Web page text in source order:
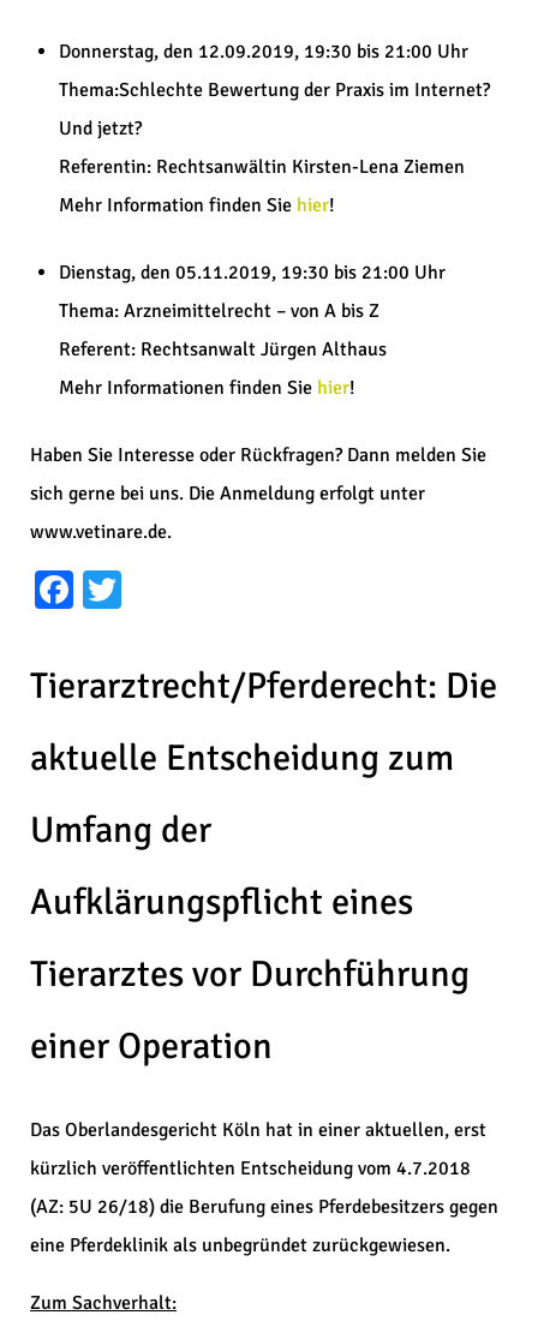
Donnerstag, den 12.09.2019, 19:30 bis 21:00 Uhr
Thema:Schlechte Bewertung der Praxis im Internet?
Und jetzt?
Referentin: Rechtsanwältin Kirsten-Lena Ziemen
Mehr Information finden Sie hier!
Dienstag, den 05.11.2019, 19:30 bis 21:00 Uhr
Thema: Arzneimittelrecht – von A bis Z
Referent: Rechtsanwalt Jürgen Althaus
Mehr Informationen finden Sie hier!
Haben Sie Interesse oder Rückfragen? Dann melden Sie
sich gerne bei uns. Die Anmeldung erfolgt unter
www.vetinare.de.
Facebook
Tierarztrecht/Pferderecht: Die
aktuelle Entscheidung zum
Umfang der
Aufklärungspflicht eines
Tierarztes vor Durchführung
einer Operation
Das Oberlandesgericht Köln hat in einer aktuellen, erst
kürzlich veröffentlichten Entscheidung vom 4.7.2018
(AZ: 5U 26/18) die Berufung eines Pferdebesitzers gegen
eine Pferdeklinik als unbegründet zurückgewiesen.
Zum Sachverhalt: